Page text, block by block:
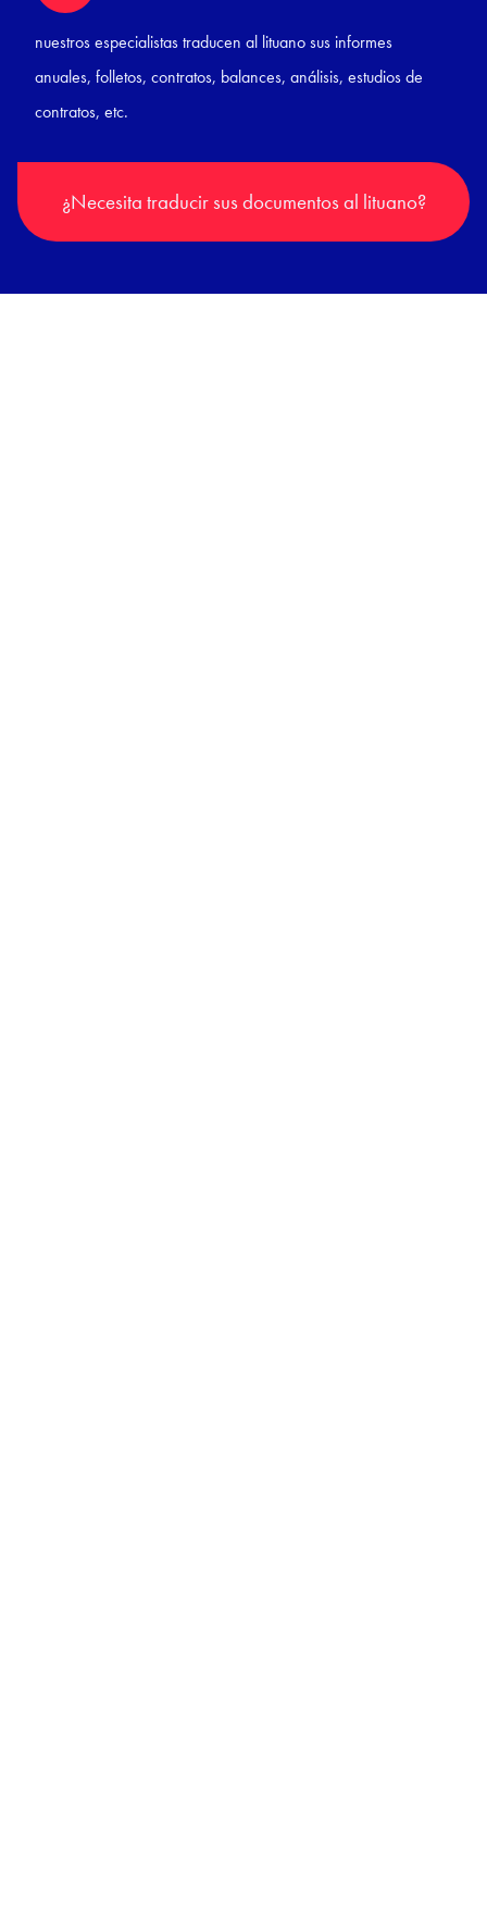
nuestros especialistas traducen al lituano sus informes
anuales, folletos, contratos, balances, análisis, estudios de
contratos, etc.
¿Necesita traducir sus documentos al lituano?